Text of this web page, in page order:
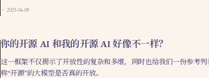
2025-04-09
你的开源 AI 和我的开源 AI 好像不一样？
这一框架不仅揭示了开放性的复杂和多维，同时也给我们一份参考
称“开源”的大模型是否真的开放。